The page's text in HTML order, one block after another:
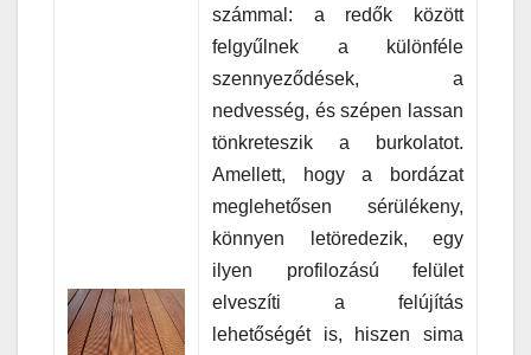
számmal: a redők között
felgyűlnek a különféle
szennyeződések, a
nedvesség, és szépen lassan
tönkreteszik a burkolatot.
Amellett, hogy a bordázat
meglehetősen sérülékeny,
könnyen letöredezik, egy
ilyen profilozású felület
elveszíti a felújítás
lehetőségét is, hiszen sima